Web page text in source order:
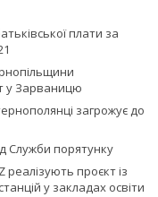
плати за
у Зарваницю
загрожує до
Служби порятунку
реалізують проєкт із
у закладах освіти